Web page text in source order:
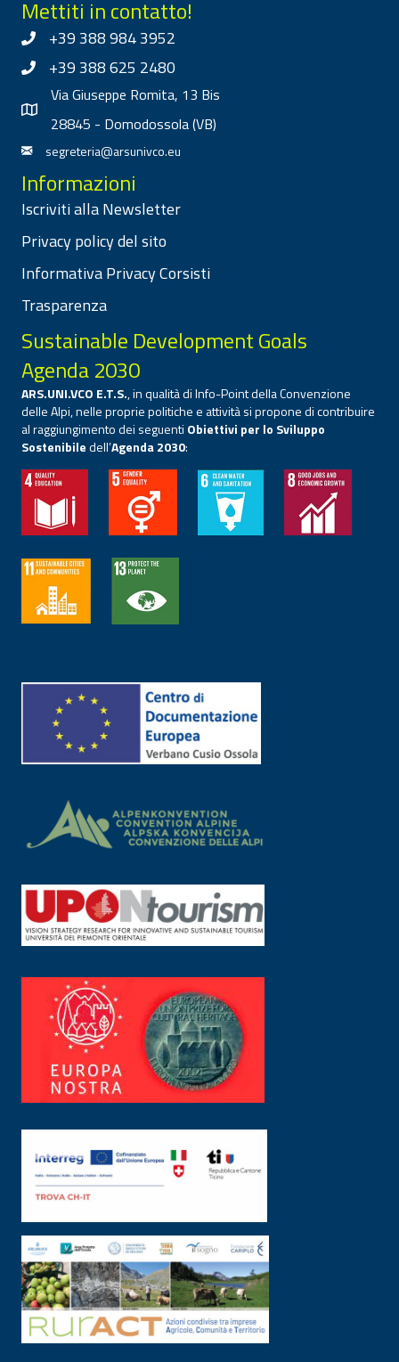
Mettiti in contatto!
+39 388 984 3952
+39 388 625 2480
Via Giuseppe Romita, 13 Bis
28845 - Domodossola (VB)
segreteria@arsunivco.eu
Informazioni
Iscriviti alla Newsletter
Privacy policy del sito
Informativa Privacy Corsisti
Trasparenza
Sustainable Development Goals
Agenda 2030
ARS.UNI.VCO E.T.S., in qualità di Info-Point della Convenzione
delle Alpi, nelle proprie politiche e attività si propone di contribuire
al raggiungimento dei seguenti Obiettivi per lo Sviluppo
Sostenibiledell’Agenda 2030: